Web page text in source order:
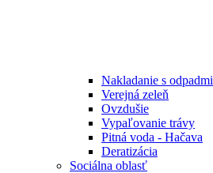
Nakladanie s odpadmi
Verejná zeleň
Ovzdušie
Vypaľovanie trávy
Pitná voda - Hačava
Deratizácia
Sociálna oblasť